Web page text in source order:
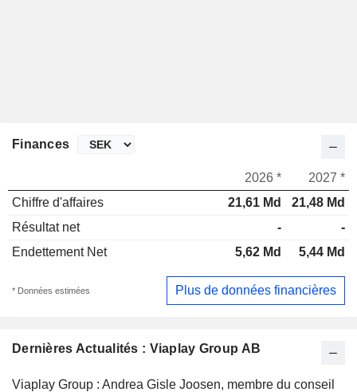
Dernières Actualités : Viaplay Group AB
Viaplay Group : Andrea Gisle Joosen, membre du conseil
Finances
2026 *
2027 *
Chiffre d'affaires
21,61 Md
21,48 Md
Résultat net
-
-
Endettement Net
5,62 Md 5,44 Md
* Données estimées Plus de données financières